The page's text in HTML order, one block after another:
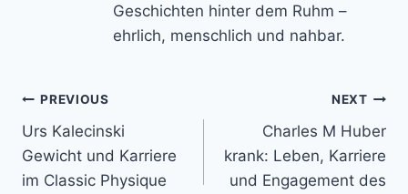
Geschichten hinter dem Ruhm –
ehrlich, menschlich und nahbar.
Post
navigation
PREVIOUS
Urs Kalecinski
Gewicht und Karriere
im Classic Physique
NEXT
Charles M Huber
krank: Leben, Karriere
und Engagement des